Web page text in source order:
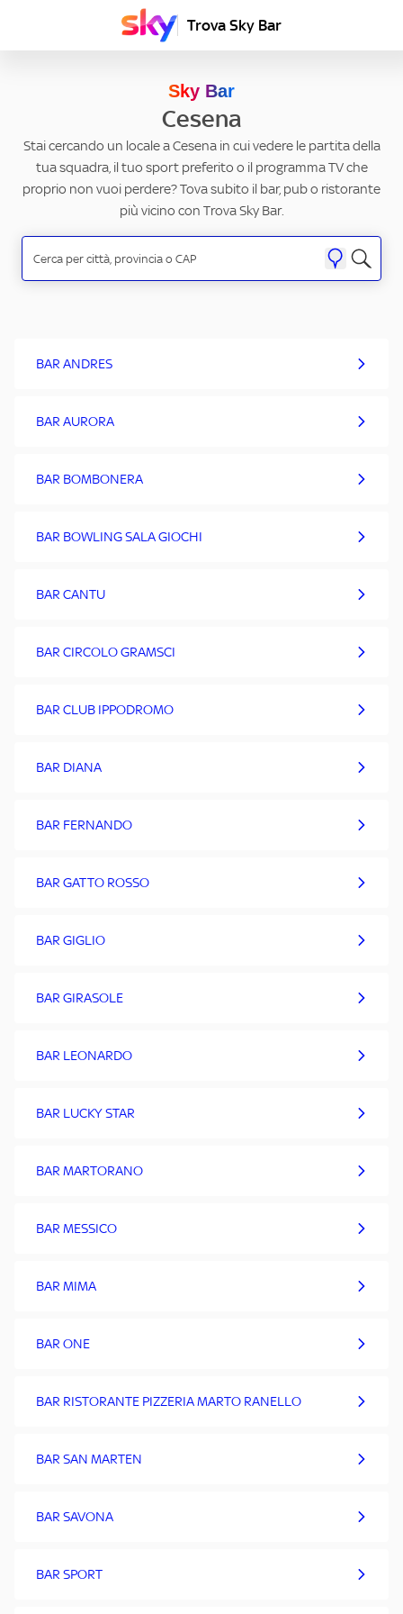
Trova Sky Bar
Sky Bar
Cesena
Stai cercando un locale a Cesena in cui vedere le partita della
tua squadra, il tuo sport preferito o il programma TV che
proprio non vuoi perdere? Tova subito il bar, pub o ristorante
più vicino con Trova Sky Bar.
BAR ANDRES
BAR AURORA
BAR BOMBONERA
BAR BOWLING SALA GIOCHI
BAR CANTU
BAR CIRCOLO GRAMSCI
BAR CLUB IPPODROMO
BAR DIANA
BAR FERNANDO
BAR GATTO ROSSO
BAR GIGLIO
BAR GIRASOLE
BAR LEONARDO
BAR LUCKY STAR
BAR MARTORANO
BAR MESSICO
BAR MIMA
BAR ONE
BAR RISTORANTE PIZZERIA MARTO RANELLO
BAR SAN MARTEN
BAR SAVONA
BAR SPORT